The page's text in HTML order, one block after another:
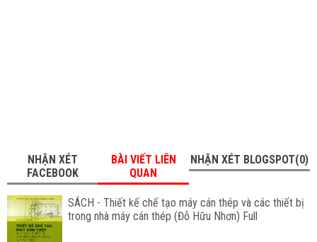
NHẬN XÉT
FACEBOOK
BÀI VIẾT LIÊN
QUAN
NHẬN XÉT BLOGSPOT(0)
SÁCH - Thiết kế chế tạo máy cán thép và các thiết bị
trong nhà máy cán thép (Đỗ Hữu Nhơn) Full